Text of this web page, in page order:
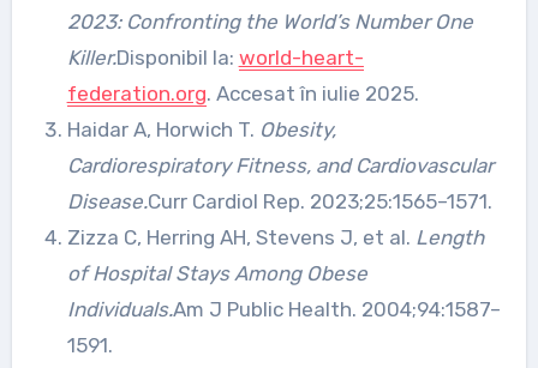
2023: Confronting the World’s Number One
Killer.Disponibil la: world-heart-
federation.org. Accesat în iulie 2025.
Haidar A, Horwich T. Obesity,
Cardiorespiratory Fitness, and Cardiovascular
Disease.Curr Cardiol Rep. 2023;25:1565–1571.
Zizza C, Herring AH, Stevens J, et al. Length
of Hospital Stays Among Obese
Individuals.Am J Public Health. 2004;94:1587–
1591.